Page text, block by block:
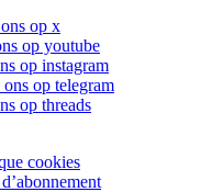
op x
op youtube
op instagram
op telegram
op threads
cookies